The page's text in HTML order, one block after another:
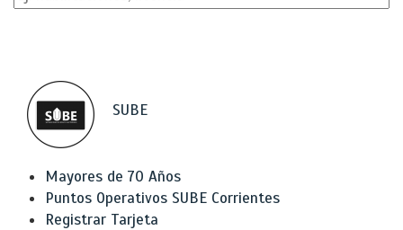
SUBE
Mayores de 70 Años
Puntos Operativos SUBE Corrientes
Registrar Tarjeta